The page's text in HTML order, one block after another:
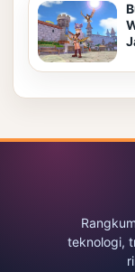
teknologi,